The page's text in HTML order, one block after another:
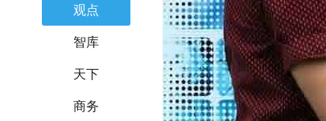
观点
智库
天下
商务